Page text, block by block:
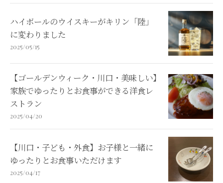
ハイボールのウイスキーがキリン「陸」
に変わりました
2025/05/15
【ゴールデンウィーク・川口・美味しい】
家族でゆったりとお食事ができる洋食レ
ストラン
2025/04/20
【川口・子ども・外食】お子様と一緒に
ゆったりとお食事いただけます
2025/04/17